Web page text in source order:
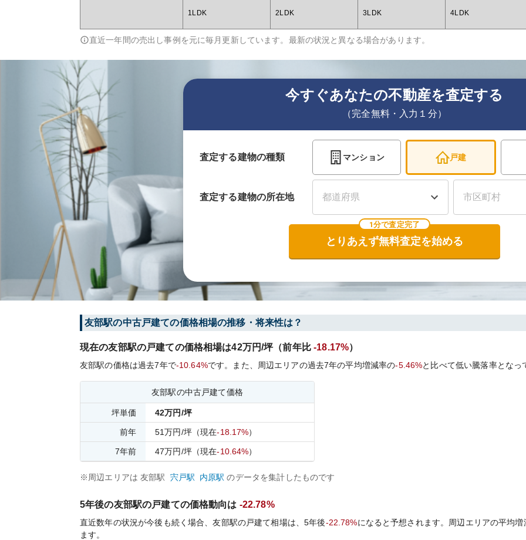
1LDK 2LDK 3LDK 4LDK
直近一年間の売出し事例を元に毎月更新しています。最新の状況と異なる場合があります。
今すぐあなたの不動産を査定する
（完全無料・入力１分）
査定する建物の種類 マンション 戸建
査定する建物の所在地
1分で査定完了
とりあえず無料査定を始める
友部駅の中古戸建ての価格相場の推移・将来性は？
現在の友部駅の戸建ての価格相場は42万円/坪（前年比 -18.17%）
友部駅の価格は過去7年で-10.64%です。 また、周辺エリアの過去7年の平均増減率の-5.46%と比べて低い騰落率となっ
友部駅の中古戸建て価格
坪単価 42万円/坪
前年 51万円/坪（現在-18.17%）
7年前 47万円/坪（現在-10.64%）
※周辺エリアは 友部駅 宍戸駅 内原駅 のデータを集計したものです
5年後の友部駅の戸建ての価格動向は -22.78%
直近数年の状況が今後も続く場合、友部駅の戸建て相場は、5年後-22.78%になると予想されます。周辺エリアの平均増
ます。